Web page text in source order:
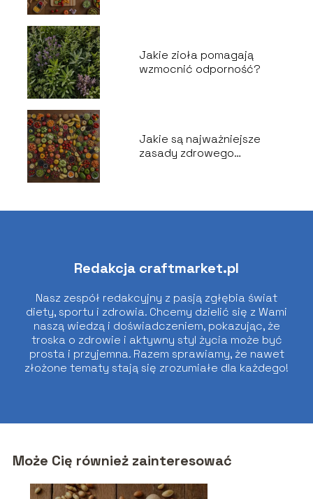
Jakie zioła pomagają
wzmocnić odporność?
Jakie są najważniejsze
zasady zdrowego
Redakcja craftmarket.pl
Nasz zespół redakcyjny z pasją zgłębia świat
diety, sportu i zdrowia. Chcemy dzielić się z Wami
naszą wiedzą i doświadczeniem, pokazując, że
troska o zdrowie i aktywny styl życia może być
prosta i przyjemna. Razem sprawiamy, że nawet
złożone tematy stają się zrozumiałe dla każdego!
Może Cię również zainteresować